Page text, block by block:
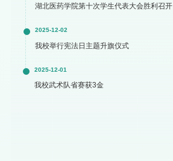
湖北医药学院第十次学生代表大会胜利召开
2025-12-02
我校举行宪法日主题升旗仪式
2025-12-01
我校武术队省赛获3金